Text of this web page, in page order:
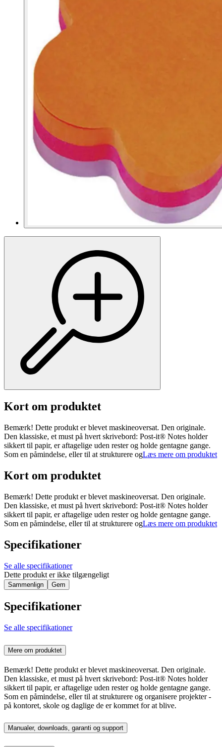
Kort om produktet
Bemærk! Dette produkt er blevet maskineoversat. Den originale.
Den klassiske, et must på hvert skrivebord: Post-it® Notes holder
sikkert til papir, er aftagelige uden rester og holde gentagne gange.
Som en påmindelse, eller til at strukturere ogLæs mere om produktet
Kort om produktet
Bemærk! Dette produkt er blevet maskineoversat. Den originale.
Den klassiske, et must på hvert skrivebord: Post-it® Notes holder
sikkert til papir, er aftagelige uden rester og holde gentagne gange.
Som en påmindelse, eller til at strukturere ogLæs mere om produktet
Specifikationer
Se alle specifikationer
Dette produkt er ikke tilgængeligt
Sammenlign Gem
Specifikationer
Se alle specifikationer
Mere om produktet
Bemærk! Dette produkt er blevet maskineoversat. Den originale.
Den klassiske, et must på hvert skrivebord: Post-it® Notes holder
sikkert til papir, er aftagelige uden rester og holde gentagne gange.
Som en påmindelse, eller til at strukturere og organisere projekter -
på kontoret, skole og daglige de er kommet for at blive.
Manualer, downloads, garanti og support